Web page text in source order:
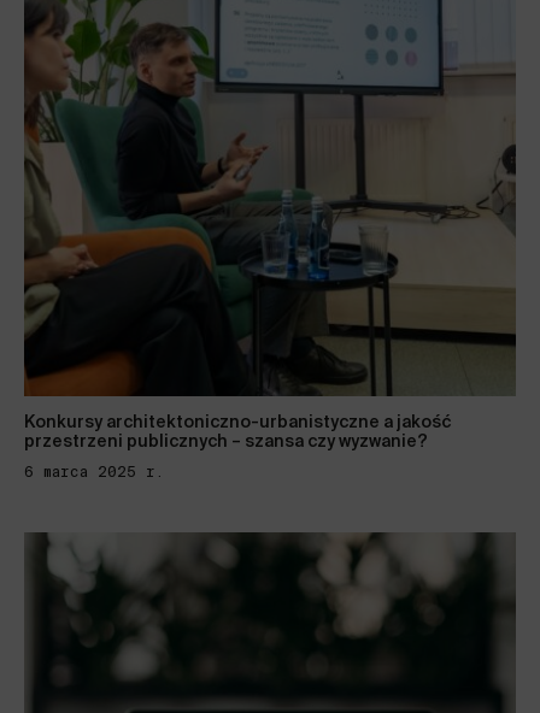
Konkursy architektoniczno-urbanistyczne a jakość
przestrzeni publicznych – szansa czy wyzwanie?
6 marca 2025 r.